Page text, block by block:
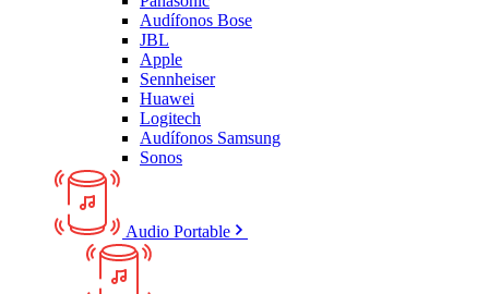
Audífonos Bose
JBL
Apple
Sennheiser
Huawei
Logitech
Audífonos Samsung
Sonos
Audio Portable